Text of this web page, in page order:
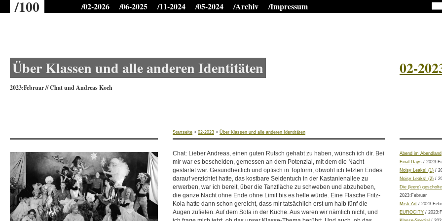
/100 /02-2026 /06-2025 /11-2024 /05-2024 /Archiv /Impressum
Über Klassen und alle anderen Identitäten
2023:Februar//Chat und Andreas Koch
Startseite > 02-2023 > Über Klassen und alle anderen Identitäten
02-
Abend im Abendland
Final Days /
Noisy Leaks! (1) /
Noisy Leaks! (2) /
Die (leere)
2023:Februar
Misk Art /
EUROCITY /
Chat: Lieber Andreas, einen guten Rutsch gehabt zu haben, wünsch ich dir. Bei
mir war es bescheiden, gemessen an dem Potenzial, mit dem die Nacht
gestartet war. Gesundheitlich und optisch in Topform, obwohl ich letzten Endes
darauf verzichtet hatte, das kostbare Seidentuch in der Kastanienallee zu
erwerben, war ich bereit, über die Tanzfläche zu schweben und abzuheben,
die ganze Nacht ohne Ende ohne Limit bis es helle würde. Eine Flasche Fritz-
Kola hatte dann schon gereicht, dass mir tatsächlich erst um halb fünf die
Augen zufielen. Auf dem Sofa in der Küche. Aus waren wir nämlich nicht, und